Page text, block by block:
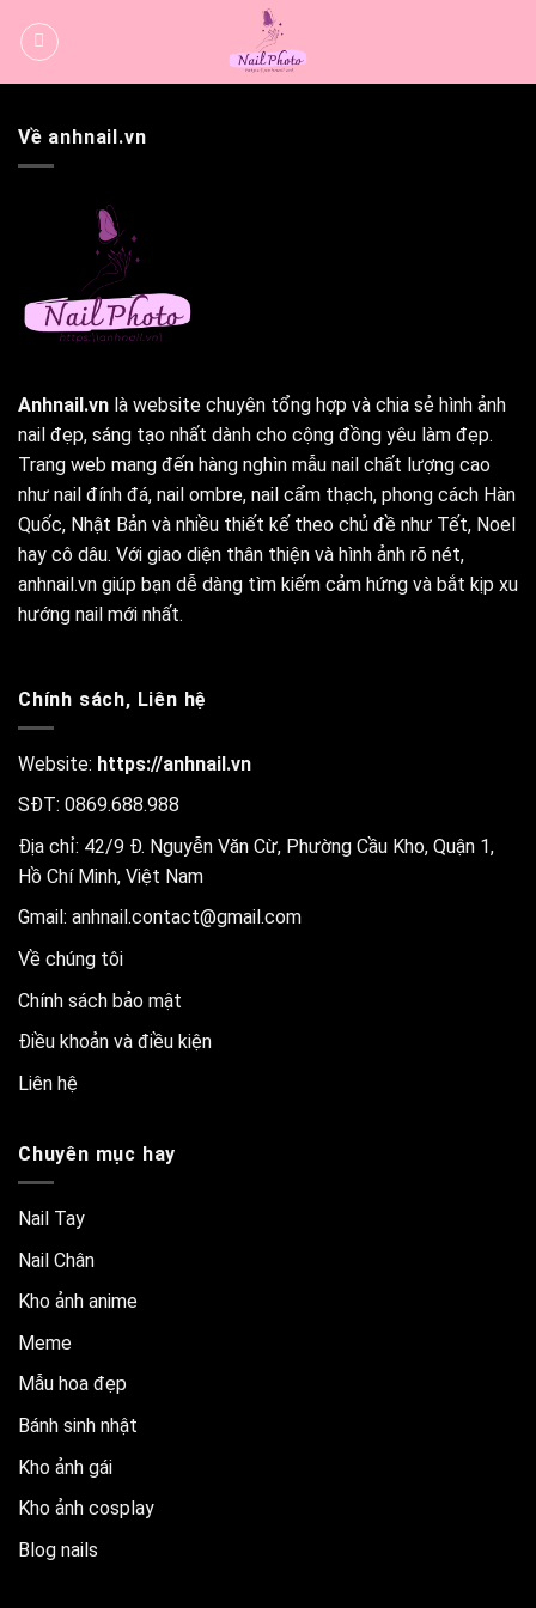
qua
Về anhnail.vn
Anhnail.vn là website chuyên tổng hợp và chia sẻ hình ảnh
nail đẹp, sáng tạo nhất dành cho cộng đồng yêu làm đẹp.
Trang web mang đến hàng nghìn mẫu nail chất lượng cao
như nail đính đá, nail ombre, nail cẩm thạch, phong cách Hàn
Quốc, Nhật Bản và nhiều thiết kế theo chủ đề như Tết, Noel
hay cô dâu. Với giao diện thân thiện và hình ảnh rõ nét,
anhnail.vn giúp bạn dễ dàng tìm kiếm cảm hứng và bắt kịp xu
hướng nail mới nhất.
Chính sách, Liên hệ
Website: https://anhnail.vn
SĐT: 0869.688.988
Địa chỉ: 42/9 Đ. Nguyễn Văn Cừ, Phường Cầu Kho, Quận 1,
Hồ Chí Minh, Việt Nam
Gmail: anhnail.contact@gmail.com
Về chúng tôi
Chính sách bảo mật
Điều khoản và điều kiện
Liên hệ
Chuyên mục hay
Nail Tay
Nail Chân
Kho ảnh anime
Meme
Mẫu hoa đẹp
Bánh sinh nhật
Kho ảnh gái
Kho ảnh cosplay
Blog nails